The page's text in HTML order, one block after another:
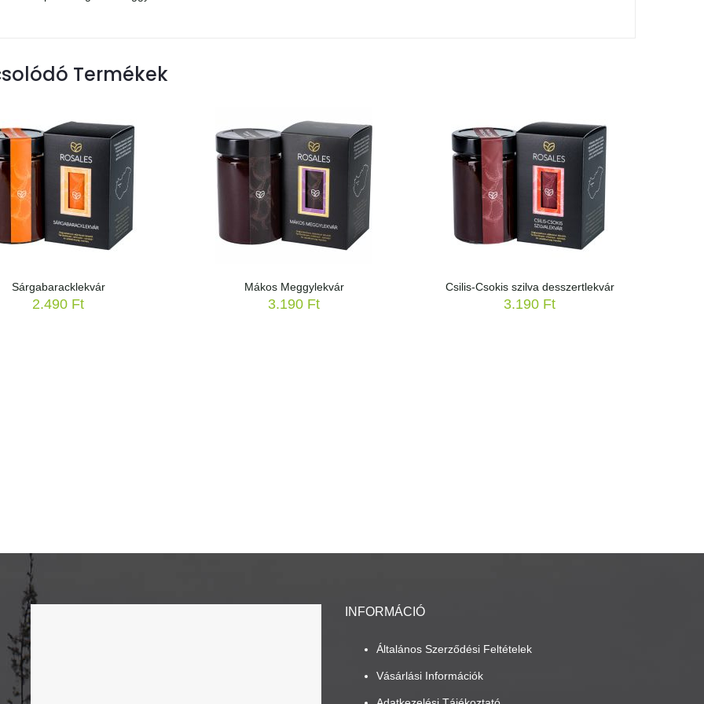
Termékek
Sárgabaracklekvár
2.490 Ft
Mákos Meggylekvár
3.190 Ft
Csilis-Csokis szilva desszertlekvár
3.190 Ft
INFORMÁCIÓ
Általános Szerződési Feltételek
Vásárlási Információk